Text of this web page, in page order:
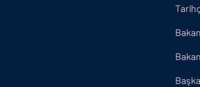
Bakan